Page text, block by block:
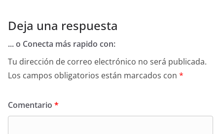
Deja una respuesta
... o Conecta más rapido con:
Tu dirección de correo electrónico no será publicada.
Los campos obligatorios están marcados con *
Comentario *